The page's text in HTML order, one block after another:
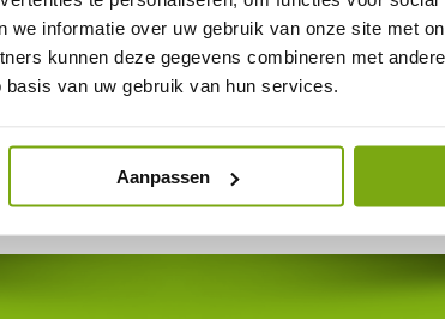
we informatie over uw gebruik van onze site met
kunnen deze gegevens combineren met
van uw gebruik van hun services.
Aanpassen